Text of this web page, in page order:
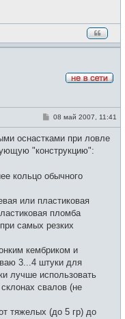
е
т
С
б
щ
и
08 май 2007, 11:41
оснастками при ловле
"конструкцию":
кольцо обычного
или пластиковая
пломба
самых резких
кембриком и
3...4 штуки для
лучше использовать
свалов (не
тяжелых (до 5 гр) до